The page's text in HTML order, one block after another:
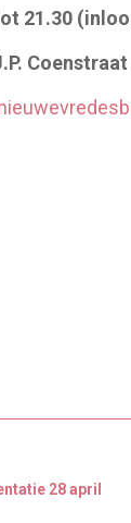
21.30
28 april